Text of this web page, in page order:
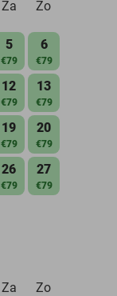
Za Zo
5
€79
6
€79
12
€79
13
€79
19
€79
20
€79
26
€79
27
€79
Za Zo